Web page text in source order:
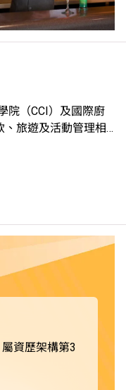
院（CCI）及國際廚
、旅遊及活動管理相
（訓練酒店）、中西
酒研習室、咖啡訓練
專業的競爭力。
畢業生可投身不同的
及主題樂園、餐飲集
及旅行社、餐飲及葡
資歷架構第3